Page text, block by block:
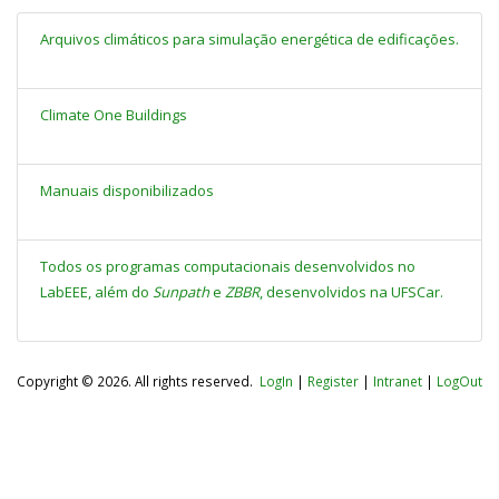
Arquivos climáticos para simulação energética de edificações.
Climate One Buildings
Manuais disponibilizados
Todos os programas computacionais desenvolvidos no
LabEEE, além do Sunpathe ZBBR, desenvolvidos na UFSCar.
Copyright © 2026. All rights reserved. LogIn | Register | Intranet | LogOut